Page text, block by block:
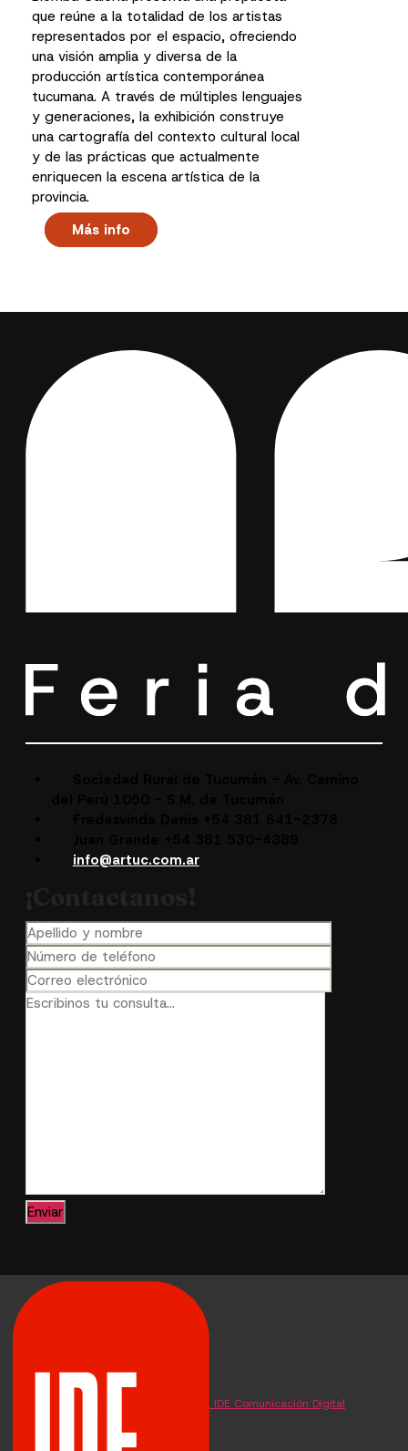
que reúne a la totalidad de los artistas
representados por el espacio, ofreciendo
una visión amplia y diversa de la
producción artística contemporánea
tucumana. A través de múltiples lenguajes
y generaciones, la exhibición construye
una cartografía del contexto cultural local
y de las prácticas que actualmente
enriquecen la escena artística de la
provincia.
Más info
info@artuc.com.ar
¡Contactanos!
IDE Comunicación Digital